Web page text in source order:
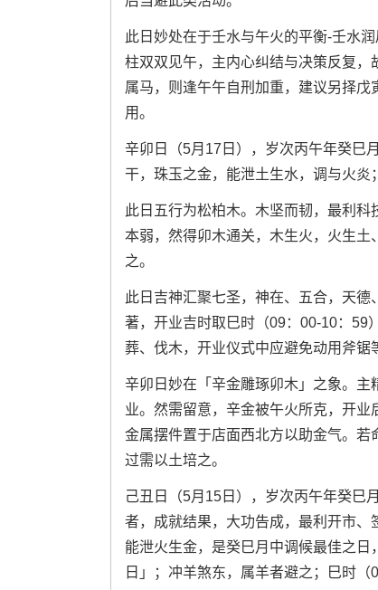
此日妙处在于壬水与午火的平衡-壬水
柱双双见午，主内心纠结与决策反复
属马，则逢午午自刑加重，建议另择
用。
辛卯日（5月17日），岁次丙午年癸巳
干，珠玉之金，能泄土生水，调与火炎
此日五行为松柏木。木坚而韧，最利
本弱，然得卯木通关，木生火，火生
之。
此日吉神汇聚七圣，神在、五合，天
著，开业吉时取巳时（09：00-10：59
葬、伐木，开业仪式中应避免动用斧锯
辛卯日妙在「辛金雕琢卯木」之象。
业。然需留意，辛金被午火所克，开业
金属摆件置于店面西北方以助金气。
过需以土培之。
己丑日（5月15日），岁次丙午年癸巳
者，成就结果，大功告成，最利开市
能泄火生金，是癸巳月中调候最佳之
日」；冲羊煞东，属羊者避之；巳时